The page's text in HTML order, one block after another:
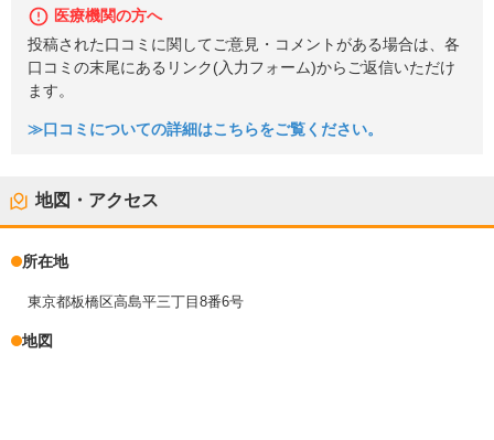
医療機関の方へ
投稿された口コミに関してご意見・コメントがある場合は、各
口コミの末尾にあるリンク(入力フォーム)からご返信いただけ
ます。
≫口コミについての詳細はこちらをご覧ください。
地図・アクセス
所在地
東京都板橋区高島平三丁目8番6号
地図